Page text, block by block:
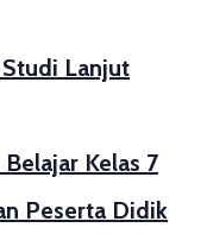
Lanjut
Kelas 7
Peserta Didik